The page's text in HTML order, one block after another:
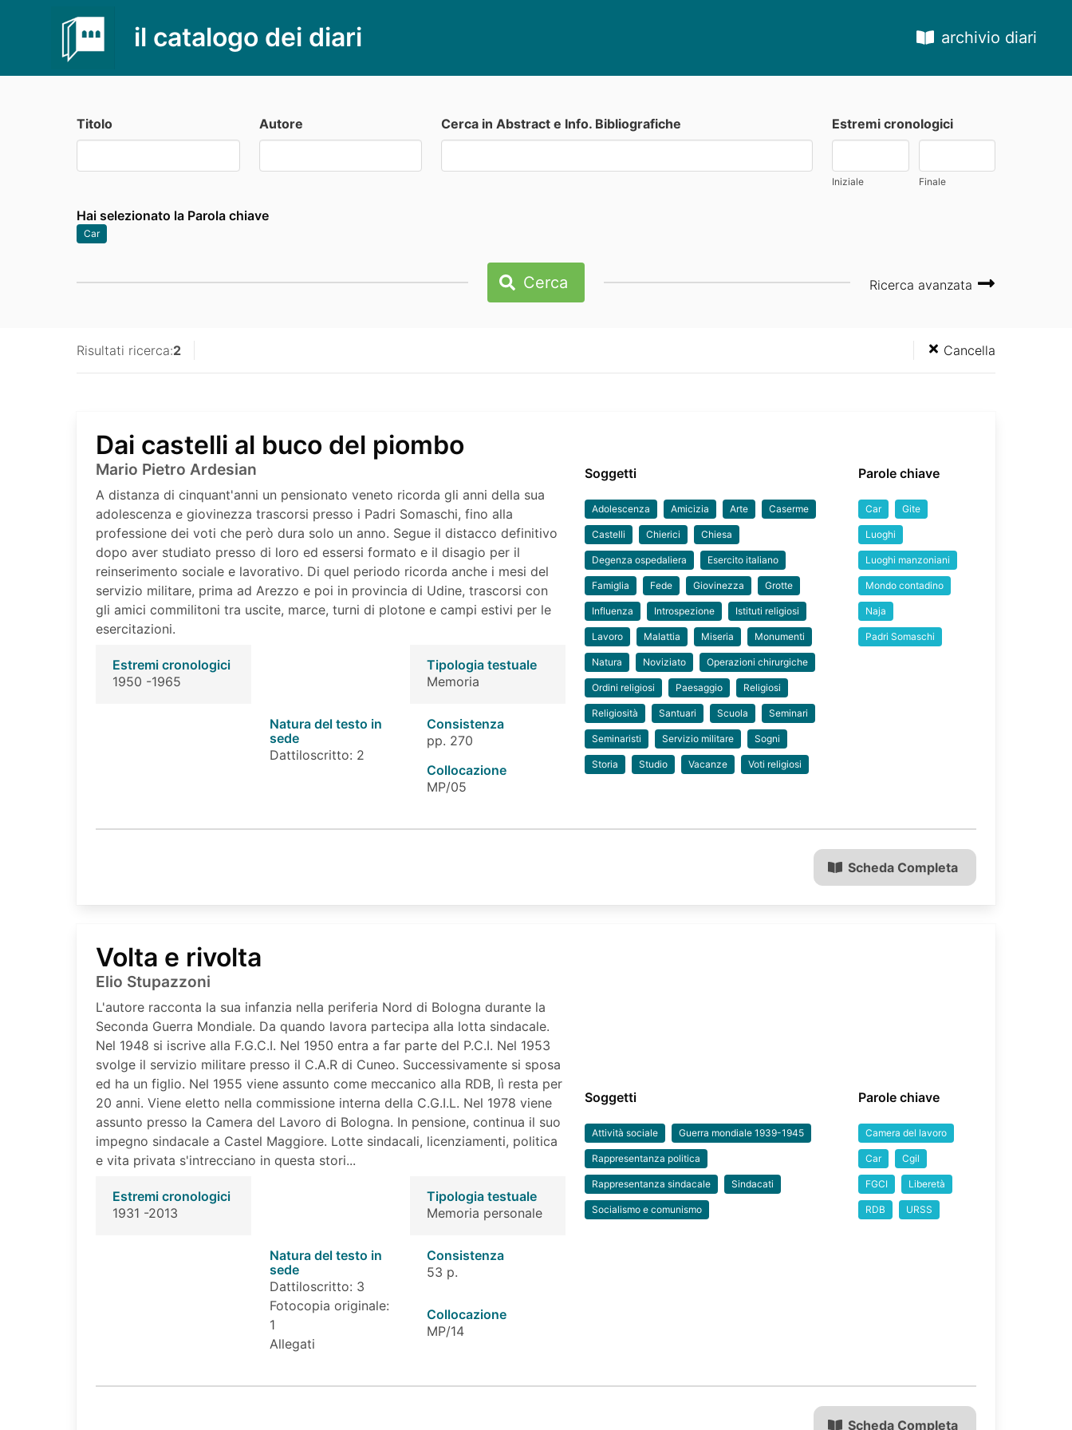
il catalogo dei diari archivio diari
Titolo Autore Cerca in Abstract e Info. Bibliografiche Estremi cronologici
Iniziale Finale
Hai selezionato la Parola chiave
Car
Cerca Ricerca avanzata
Risultati ricerca:2 Cancella
Dai castelli al buco del piombo
Mario Pietro Ardesian
A distanza di cinquant'anni un pensionato veneto ricorda gli anni della sua
adolescenza e giovinezza trascorsi presso i Padri Somaschi, fino alla
professione dei voti che però dura solo un anno. Segue il distacco definitivo
dopo aver studiato presso di loro ed essersi formato e il disagio per il
reinserimento sociale e lavorativo. Di quel periodo ricorda anche i mesi del
servizio militare, prima ad Arezzo e poi in provincia di Udine, trascorsi con
gli amici commilitoni tra uscite, marce, turni di plotone e campi estivi per le
esercitazioni.
Estremi cronologici
1950 -1965
Tipologia testuale
Memoria
Natura del testo in
sede
Dattiloscritto: 2
Consistenza
pp. 270
Collocazione
MP/05
Soggetti
Adolescenza Amicizia Arte Caserme
Castelli Chierici Chiesa
Degenza ospedaliera Esercito italiano
Famiglia Fede Giovinezza Grotte
Influenza Introspezione Istituti religiosi
Lavoro Malattia Miseria Monumenti
Natura Noviziato Operazioni chirurgiche
Ordini religiosi Paesaggio Religiosi
Religiosità Santuari Scuola Seminari
Seminaristi Servizio militare Sogni
Storia Studio Vacanze Voti religiosi
Parole chiave
Car Gite
Luoghi
Luoghi manzoniani
Mondo contadino
Naja
Padri Somaschi
Scheda Completa
Volta e rivolta
Elio Stupazzoni
L'autore racconta la sua infanzia nella periferia Nord di Bologna durante la
Seconda Guerra Mondiale. Da quando lavora partecipa alla lotta sindacale.
Nel 1948 si iscrive alla F.G.C.I. Nel 1950 entra a far parte del P.C.I. Nel 1953
svolge il servizio militare presso il C.A.R di Cuneo. Successivamente si sposa
ed ha un figlio. Nel 1955 viene assunto come meccanico alla RDB, lì resta per
20 anni. Viene eletto nella commissione interna della C.G.I.L. Nel 1978 viene
assunto presso la Camera del Lavoro di Bologna. In pensione, continua il suo
impegno sindacale a Castel Maggiore. Lotte sindacali, licenziamenti, politica
e vita privata s'intrecciano in questa stori...
Estremi cronologici
1931 -2013
Tipologia testuale
Memoria personale
Natura del testo in
sede
Dattiloscritto: 3
Fotocopia originale:
1
Allegati
Consistenza
53 p.
Collocazione
MP/14
Soggetti
Attività sociale Guerra mondiale 1939-1945
Rappresentanza politica
Rappresentanza sindacale Sindacati
Socialismo e comunismo
Parole chiave
Camera del lavoro
Car Cgil
FGCI Liberetà
RDB URSS
Scheda Completa